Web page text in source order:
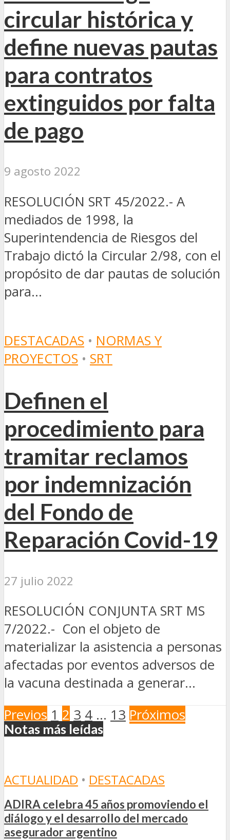
circular histórica y
define nuevas pautas
para contratos
extinguidos por falta
de pago
9 agosto 2022
RESOLUCIÓN SRT 45/2022.- A
mediados de 1998, la
Superintendencia de Riesgos del
Trabajo dictó la Circular 2/98, con el
propósito de dar pautas de solución
para...
DESTACADAS • NORMAS Y
PROYECTOS • SRT
Definen el
procedimiento para
tramitar reclamos
por indemnización
del Fondo de
Reparación Covid-19
27 julio 2022
RESOLUCIÓN CONJUNTA SRT MS
7/2022.- Con el objeto de
materializar la asistencia a personas
afectadas por eventos adversos de
la vacuna destinada a generar...
Previos 1 2 3 4 … 13 Próximos
Notas más leídas
ACTUALIDAD • DESTACADAS
ADIRA celebra 45 años promoviendo el
diálogo y el desarrollo del mercado
asegurador argentino